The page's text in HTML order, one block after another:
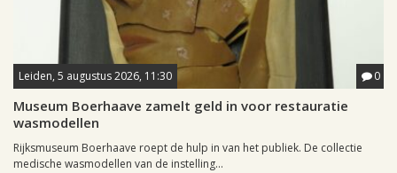
Leiden, 5 augustus 2026, 11:30 0
Museum Boerhaave zamelt geld in voor restauratie
wasmodellen
Rijksmuseum Boerhaave roept de hulp in van het publiek. De collectie
medische wasmodellen van de instelling...